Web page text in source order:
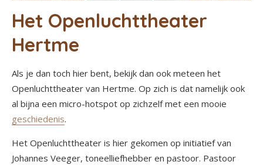
Het Openluchttheater
Hertme
Als je dan toch hier bent, bekijk dan ook meteen het
Openluchttheater van Hertme. Op zich is dat namelijk ook
al bijna een micro-hotspot op zichzelf met een mooie
geschiedenis.
Het Openluchttheater is hier gekomen op initiatief van
Johannes Veeger, toneelliefhebber en pastoor. Pastoor